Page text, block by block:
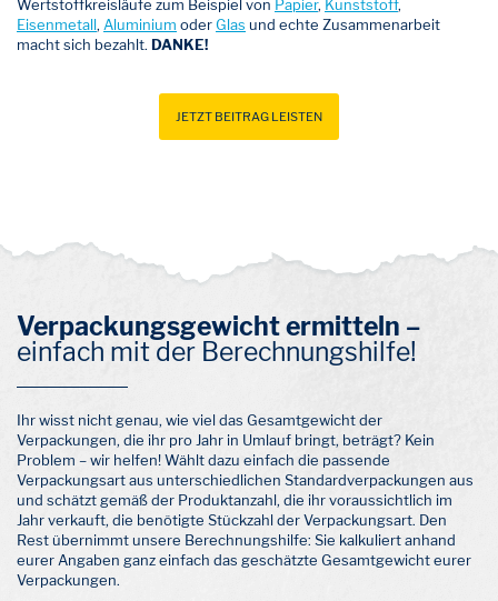
Wertstoffkreisläufe zum Beispiel von Papier, Kunststoff,
Eisenmetall, Aluminium oderGlas und echte Zusammenarbeit
macht sich bezahlt. DANKE!
JETZT BEITRAG LEISTEN
Verpackungsgewicht ermitteln –
einfach mit der Berechnungshilfe!
Ihr wisst nicht genau, wie viel das Gesamtgewicht der
Verpackungen, die ihr pro Jahr in Umlauf bringt, beträgt? Kein
Problem – wir helfen! Wählt dazu einfach die passende
Verpackungsart aus unterschiedlichen Standardverpackungen aus
und schätzt gemäß der Produktanzahl, die ihr voraussichtlich im
Jahr verkauft, die benötigte Stückzahl der Verpackungsart. Den
Rest übernimmt unsere Berechnungshilfe: Sie kalkuliert anhand
eurer Angaben ganz einfach das geschätzte Gesamtgewicht eurer
Verpackungen.